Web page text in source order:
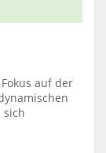
auf der
sich